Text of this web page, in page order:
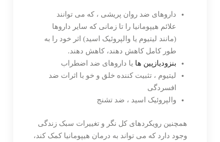
داروهای ضد روان پریشی ، که می توانند
علائم هیپومانیا را تا زمانی که سایر داروها
(مانند لیتیوم یا والپروئیک اسید) اثر خود را به
طور کامل کاهش دهند، کاهش دهند.
بنزودیازپین ها یا داروهای ضد اضطراب
لیتیوم ، تثبیت کننده خلق و خو با اثرات ضد
افسردگی
والپروئیک اسید ، ضد تشنج
همچنین رویکردهای کل نگر و تغییرات سبک زندگی
وجود دارد که می تواند به درمان هیپومانیا کمک کند،